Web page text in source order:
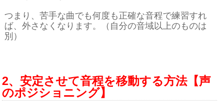
つまり、苦手な曲でも何度も正確な音程で練習すれ
ば、外さなくなります。（自分の音域以上のものは
別）
2、安定させて音程を移動する方法【声
のポジショニング】